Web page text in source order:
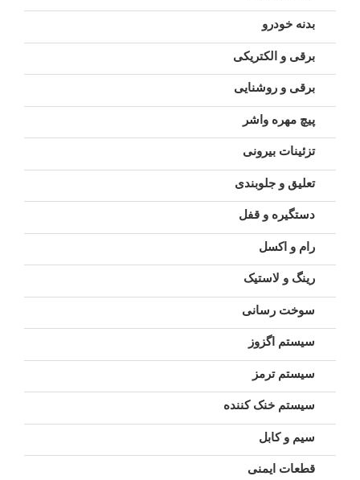
بدنه خودرو
برقی و الکتریکی
برقی و روشنایی
پیچ مهره واشر
تزئینات بیرونی
تعلیق و جلوبندی
دستگیره و قفل
رام و اکسل
رینگ و لاستیک
سوخت رسانی
سیستم اگزوز
سیستم ترمز
سیستم خنک کننده
سیم و کابل
قطعات ایمنی